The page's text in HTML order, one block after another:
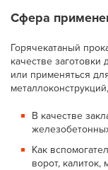
Сфера
Горячекатаный
качестве
или применяться
В качестве
Как
ворот,